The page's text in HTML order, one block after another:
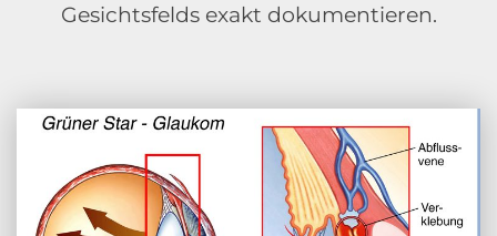
Gesichtsfelds exakt dokumentieren.